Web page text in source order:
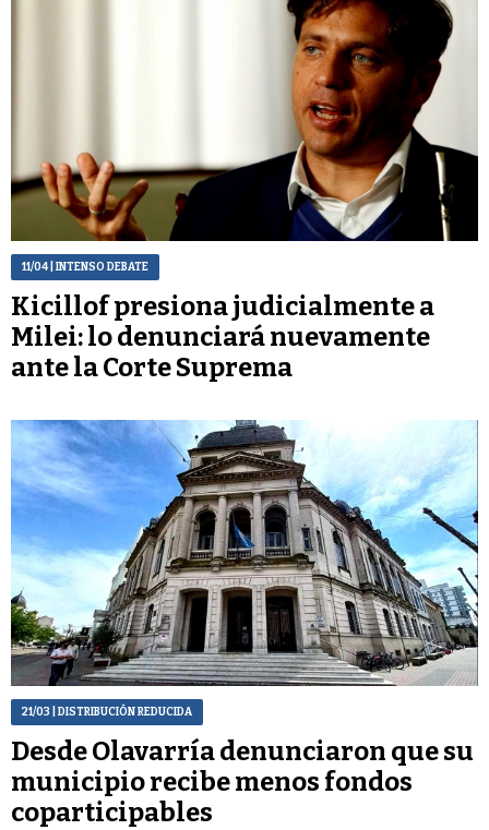
11/04| INTENSO DEBATE
Kicillof presiona judicialmente a
Milei: lo denunciará nuevamente
ante la Corte Suprema
21/03 | DISTRIBUCIÓN REDUCIDA
Desde Olavarría denunciaron que su
municipio recibe menos fondos
coparticipables